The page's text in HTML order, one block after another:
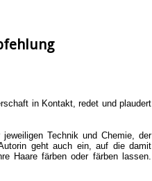
in Kontakt, redet und plaudert
Technik und Chemie, der
geht auch ein, auf die damit
Haare färben oder färben lassen.